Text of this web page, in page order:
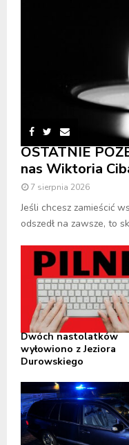
OSTATNIE
nas Wiktoria
7 sierpnia 2026
Jeśli chcesz zamieścić
odszedł na zawsze, to
Dwóch nastolatków
wyłowiono z Jeziora
Durowskiego